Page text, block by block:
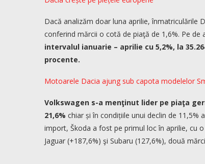
Dacă analizăm doar luna aprilie, înmatriculările
conferind mărcii o cotă de piaţă de 1,6%. Pe
intervalul ianuarie – aprilie cu 5,2%, la
procente.
Motoarele Dacia ajung sub capota modelelor
Volkswagen s-a menţinut lider pe piaţa
21,6% chiar și în condițiile unui declin de 11,5%
import, Škoda a fost pe primul loc în aprilie, cu
Jaguar (+187,6%) şi Subaru (127,6%), două